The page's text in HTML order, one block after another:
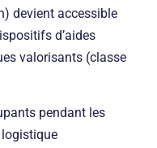
devient accessible
d’aides
valorisants (classe
pendant les